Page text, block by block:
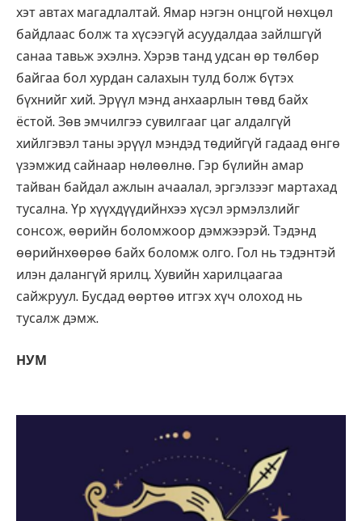
хэт автах магадлалтай. Ямар нэгэн онцгой нөхцөл
байдлаас болж та хүсээгүй асуудалдаа зайлшгүй
санаа тавьж эхэлнэ. Хэрэв танд удсан өр төлбөр
байгаа бол хурдан салахын тулд болж бүтэх
бүхнийг хий. Эрүүл мэнд анхаарлын төвд байх
ёстой. Зөв эмчилгээ сувилгааг цаг алдалгүй
хийлгэвэл таны эрүүл мэндэд төдийгүй гадаад өнгө
үзэмжид сайнаар нөлөөлнө. Гэр бүлийн амар
тайван байдал ажлын ачаалал, эргэлзээг мартахад
тусална. Үр хүүхдүүдийнхээ хүсэл эрмэлзлийг
сонсож, өөрийн боломжоор дэмжээрэй. Тэдэнд
өөрийнхөөрөө байх боломж олго. Гол нь тэдэнтэй
илэн далангүй ярилц. Хувийн харилцаагаа
сайжруул. Бусдад өөртөө итгэх хүч олоход нь
тусалж дэмж.
НУМ